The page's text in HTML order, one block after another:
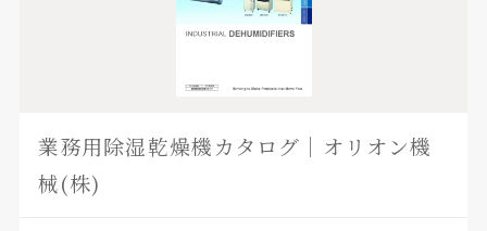
業務用除湿乾燥機カタログ｜オリオン機
械(株)